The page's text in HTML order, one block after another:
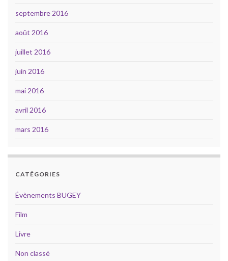
septembre 2016
août 2016
juillet 2016
juin 2016
mai 2016
avril 2016
mars 2016
CATÉGORIES
Évènements BUGEY
Film
Livre
Non classé